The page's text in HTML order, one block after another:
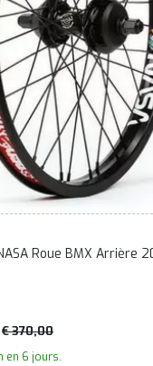
Roue BMX Arrière
€ 370,00
en 6 jours.